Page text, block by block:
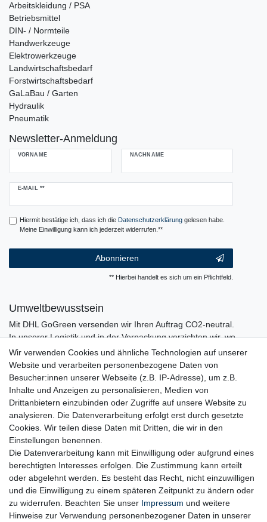
Arbeitskleidung / PSA
Betriebsmittel
DIN- / Normteile
Handwerkzeuge
Elektrowerkzeuge
Landwirtschaftsbedarf
Forstwirtschaftsbedarf
GaLaBau / Garten
Hydraulik
Pneumatik
Newsletter-Anmeldung
VORNAME NACHNAME
E-MAIL **
Newsletter
Hiermit bestätige ich, dass ich die Daten­schutz­erklärunggelesen habe.
Meine Einwilligung kann ich jederzeit widerrufen.**
Abonnieren
** Hierbei handelt es sich um ein Pflichtfeld.
Umweltbewusstsein
Mit DHL GoGreen versenden wir Ihren Auftrag CO2-neutral.
In unserer Logistik und in der Verpackung verzichten wir, wo
immer es möglich ist, auf den Einsatz von Kunststoffen und
Plastik.
Wir verwenden Cookies und ähnliche Technologien auf unserer
Website und verarbeiten personenbezogene Daten von
Besucher:innen unserer Webseite (z.B. IP-Adresse), um z.B.
Inhalte und Anzeigen zu personalisieren, Medien von
Drittanbietern einzubinden oder Zugriffe auf unsere Website zu
analysieren. Die Datenverarbeitung erfolgt erst durch gesetzte
Cookies. Wir teilen diese Daten mit Dritten, die wir in den
Einstellungen benennen.
Die Datenverarbeitung kann mit Einwilligung oder aufgrund eines
berechtigten Interesses erfolgen. Die Zustimmung kann erteilt
oder abgelehnt werden. Es besteht das Recht, nicht einzuwilligen
und die Einwilligung zu einem späteren Zeitpunkt zu ändern oder
zu widerrufen. Beachten Sie unser Impressum und weitere
Hinweise zur Verwendung personenbezogener Daten in unserer